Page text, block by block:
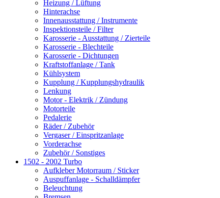
Heizung / Lüftung
Hinterachse
Innenausstattung / Instrumente
Inspektionsteile / Filter
Karosserie - Ausstattung / Zierteile
Karosserie - Blechteile
Karosserie - Dichtungen
Kraftstoffanlage / Tank
Kühlsystem
Kupplung / Kupplungshydraulik
Lenkung
Motor - Elektrik / Zündung
Motorteile
Pedalerie
Räder / Zubehör
Vergaser / Einspritzanlage
Vorderachse
Zubehör / Sonstiges
1502 - 2002 Turbo
Aufkleber Motorraum / Sticker
Auspuffanlage - Schalldämpfer
Beleuchtung